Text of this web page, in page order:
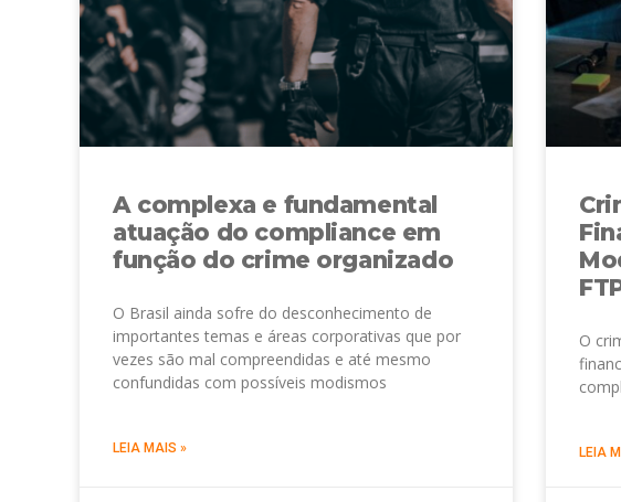
A complexa e fundamental
atuação do compliance em
função do crime organizado
O Brasil ainda sofre do desconhecimento de
importantes temas e áreas corporativas que por
vezes são mal compreendidas e até mesmo
confundidas com possíveis modismos
LEIA MAIS »
O
LEIA